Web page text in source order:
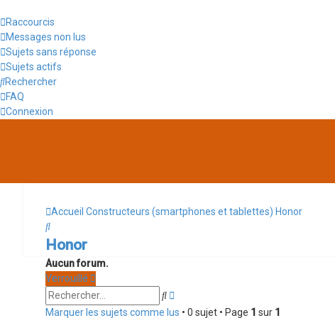
Raccourcis
Messages non lus
Sujets sans réponse
Sujets actifs
Rechercher
FAQ
Connexion
Accueil Constructeurs (smartphones et tablettes) Honor
Rechercher
Honor
Aucun forum.
Verrouillé
Rechercher
Recherche
avancée
Marquer les sujets comme lus • 0 sujet • Page 1 sur 1